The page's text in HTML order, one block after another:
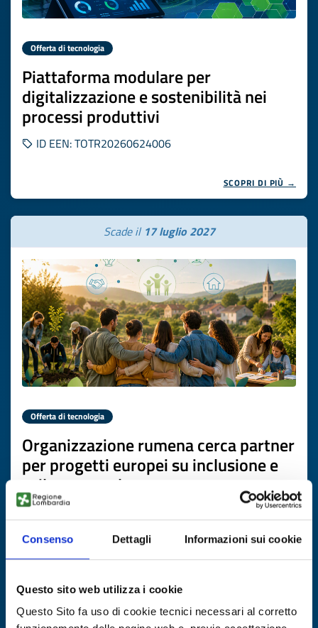
Consenso Dettagli Informazioni sui cookie
Questo sito web utilizza i cookie
Questo Sito fa uso di cookie tecnici necessari al corretto
Offerta di tecnologia
Piattaforma modulare per
digitalizzazione e sostenibilità nei
processi produttivi
ID EEN: TOTR20260624006
SCOPRI DI PIÙ →
Scade il 17 luglio 2027
Offerta di tecnologia
Organizzazione rumena cerca partner
per progetti europei su inclusione e
sviluppo rurale
ID EEN: TORO20260706008